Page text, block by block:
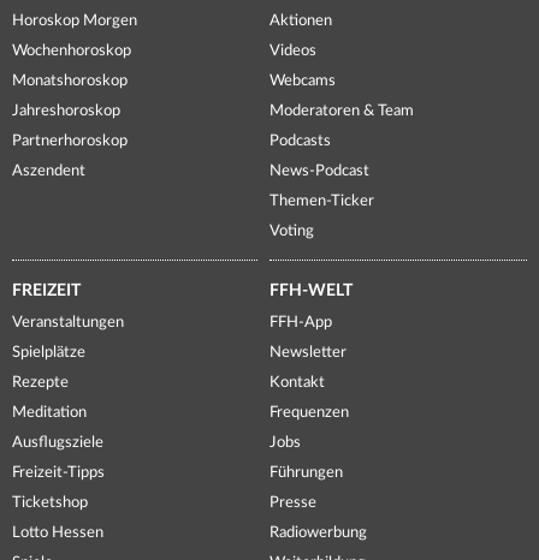
Horoskop Morgen
Wochenhoroskop
Monatshoroskop
Jahreshoroskop
Partnerhoroskop
Aszendent
Aktionen
Videos
Webcams
Moderatoren & Team
Podcasts
News-Podcast
Themen-Ticker
Voting
FREIZEIT
Veranstaltungen
Spielplätze
Rezepte
Meditation
Ausflugsziele
Freizeit-Tipps
Ticketshop
Lotto Hessen
FFH-WELT
FFH-App
Newsletter
Kontakt
Frequenzen
Jobs
Führungen
Presse
Radiowerbung